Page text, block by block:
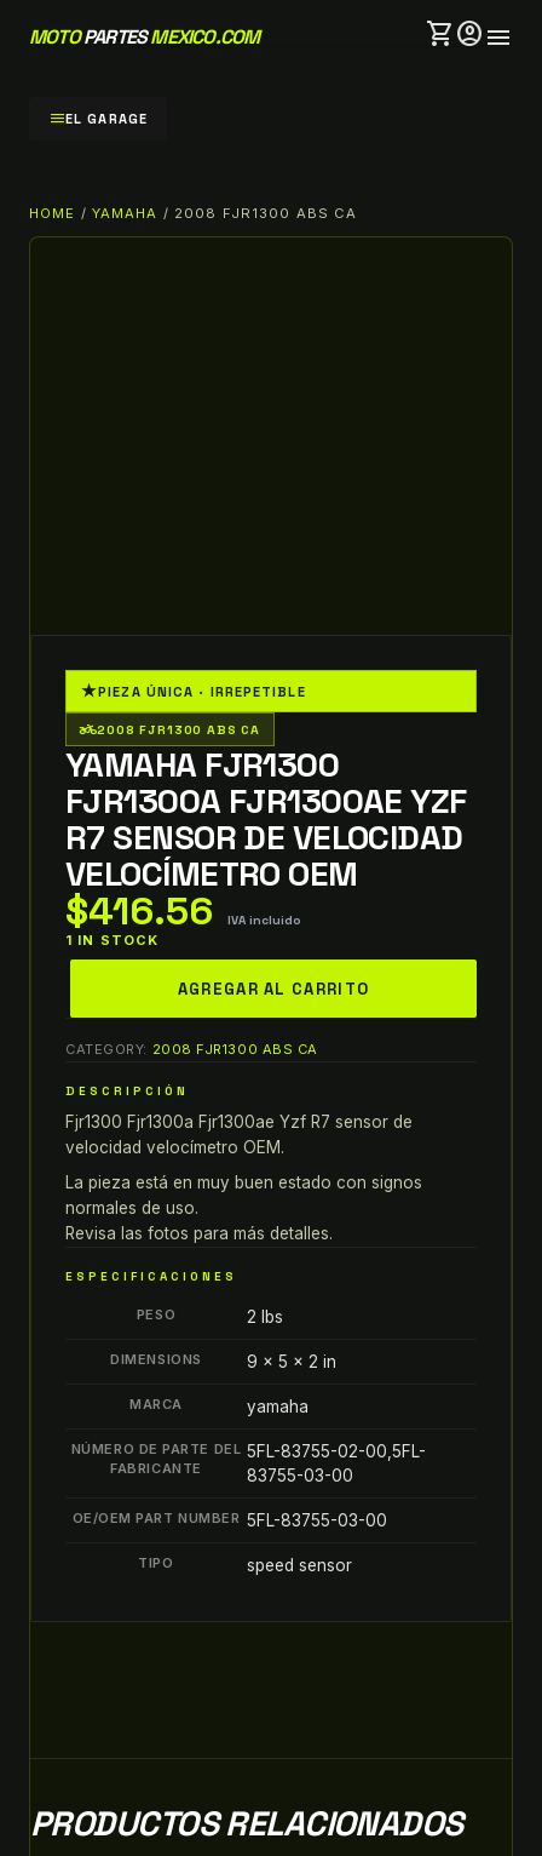
MOTOPARTESMEXICO.COM shopping_cartaccount_circlemenu
menuEL GARAGE
HOME / YAMAHA / 2008 FJR1300 ABS CA
★PIEZA ÚNICA · IRREPETIBLE
two_wheeler2008 FJR1300 ABS CA
YAMAHA FJR1300
FJR1300A FJR1300AE YZF
R7 SENSOR DE VELOCIDAD
VELOCÍMETRO OEM
$416.56 IVA incluido
1 IN STOCK
fjr1300ae
yzf
r7
sensor
de
velocidad
velocímetro
AGREGAR AL CARRITO
CATEGORY: 2008 FJR1300 ABS CA
DESCRIPCIÓN
Fjr1300 Fjr1300a Fjr1300ae Yzf R7 sensor de
velocidad velocímetro OEM.
La pieza está en muy buen estado con signos
normales de uso.
Revisa las fotos para más detalles.
ESPECIFICACIONES
PESO 2 lbs
DIMENSIONS 9 × 5 × 2 in
MARCA yamaha
NÚMERO DE PARTE DEL
FABRICANTE
5FL-83755-02-00,5FL-
83755-03-00
OE/OEM PART NUMBER 5FL-83755-03-00
TIPO speed sensor
PRODUCTOS RELACIONADOS